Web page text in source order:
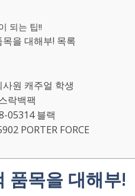
되는 팁!!
을 대해부! 목록
원 캐주얼 학생
락백팩
05314 블랙
PORTER FORCE
품목을 대해부!